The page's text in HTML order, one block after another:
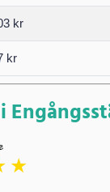
kr
kr
★